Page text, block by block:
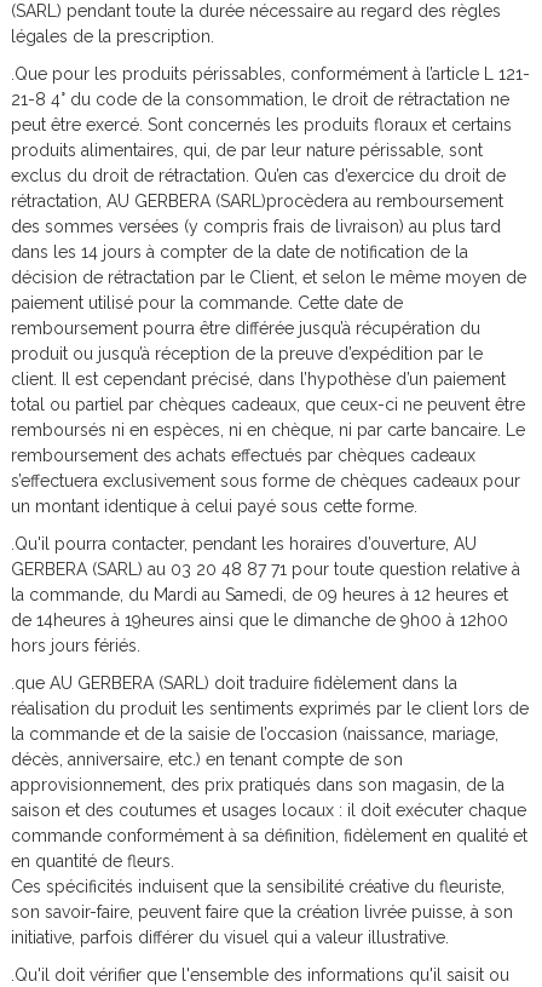
(SARL) pendant toute la durée nécessaire au regard des règles
légales de la prescription.
.Que pour les produits périssables, conformément à l’article L 121-
21-8 4° du code de la consommation, le droit de rétractation ne
peut être exercé. Sont concernés les produits floraux et certains
produits alimentaires, qui, de par leur nature périssable, sont
exclus du droit de rétractation. Qu’en cas d’exercice du droit de
rétractation, AU GERBERA (SARL)procèdera au remboursement
des sommes versées (y compris frais de livraison) au plus tard
dans les 14 jours à compter de la date de notification de la
décision de rétractation par le Client, et selon le même moyen de
paiement utilisé pour la commande. Cette date de
remboursement pourra être différée jusqu’à récupération du
produit ou jusqu’à réception de la preuve d’expédition par le
client. Il est cependant précisé, dans l’hypothèse d’un paiement
total ou partiel par chèques cadeaux, que ceux-ci ne peuvent être
remboursés ni en espèces, ni en chèque, ni par carte bancaire. Le
remboursement des achats effectués par chèques cadeaux
s’effectuera exclusivement sous forme de chèques cadeaux pour
un montant identique à celui payé sous cette forme.
.Qu'il pourra contacter, pendant les horaires d’ouverture, AU
GERBERA (SARL) au 03 20 48 87 71 pour toute question relative à
la commande, du Mardi au Samedi, de 09 heures à 12 heures et
de 14heures à 19heures ainsi que le dimanche de 9h00 à 12h00
hors jours fériés.
.que AU GERBERA (SARL) doit traduire fidèlement dans la
réalisation du produit les sentiments exprimés par le client lors de
la commande et de la saisie de l’occasion (naissance, mariage,
décès, anniversaire, etc.) en tenant compte de son
approvisionnement, des prix pratiqués dans son magasin, de la
saison et des coutumes et usages locaux : il doit exécuter chaque
commande conformément à sa définition, fidèlement en qualité et
en quantité de fleurs.
Ces spécificités induisent que la sensibilité créative du fleuriste,
son savoir-faire, peuvent faire que la création livrée puisse, à son
initiative, parfois différer du visuel qui a valeur illustrative.
.Qu'il doit vérifier que l'ensemble des informations qu'il saisit ou